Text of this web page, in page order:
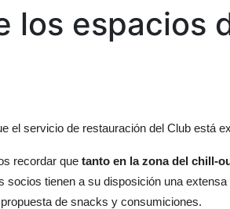
los espacios
el servicio de restauración del Club está
recordar que tanto en la zona del chill-
socios tienen a su disposición una
de snacks y consumiciones.